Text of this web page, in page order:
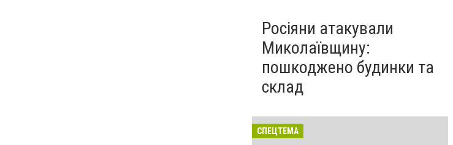
Росіяни атакували
Миколаївщину:
пошкоджено будинки та
склад
СПЕЦТЕМА